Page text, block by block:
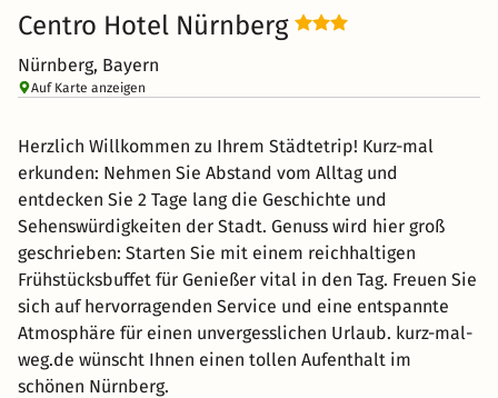
Centro Hotel Nürnberg
Nürnberg, Bayern
Auf Karte anzeigen
Herzlich Willkommen zu Ihrem Städtetrip! Kurz-mal
erkunden: Nehmen Sie Abstand vom Alltag und
entdecken Sie 2 Tage lang die Geschichte und
Sehenswürdigkeiten der Stadt. Genuss wird hier groß
geschrieben: Starten Sie mit einem reichhaltigen
Frühstücksbuffet für Genießer vital in den Tag. Freuen Sie
sich auf hervorragenden Service und eine entspannte
Atmosphäre für einen unvergesslichen Urlaub. kurz-mal-
weg.de wünscht Ihnen einen tollen Aufenthalt im
schönen Nürnberg.